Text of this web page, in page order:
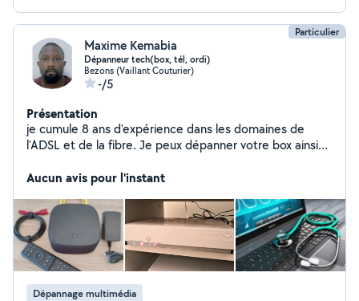
embarqués. Entretien préventif de votre habitation
Identification des risques, prévention des pannes, et
recommandations d'amélioration. Engagements : Travail
soigné et conforme aux normes de sécurité. Écoute,
réactivité et conseils person
Particulier
Maxime Kemabia
Dépanneur tech(box, tél, ordi)
Bezons (Vaillant Couturier)
-/5
Présentation
je cumule 8 ans d'expérience dans les domaines de
l'ADSL et de la fibre. Je peux dépanner votre box ainsi
téléphone portable
Aucun avis pour l'instant
Dépannage multimédia